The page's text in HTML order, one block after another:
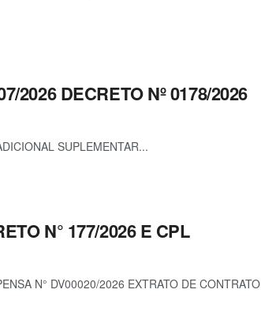
2026 DECRETO Nº 0178/2026
SUPLEMENTAR...
N° 177/2026 E CPL
N° DV00020/2026 EXTRATO DE CONTRATO